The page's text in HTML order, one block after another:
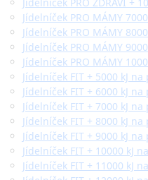
Jídelníček PRO ZDRAVÍ +
Jídelníček PRO MÁMY
Jídelníček PRO MÁMY
Jídelníček PRO MÁMY
Jídelníček PRO MÁMY
Jídelníček FIT + 5000 kJ
Jídelníček FIT + 6000 kJ
Jídelníček FIT + 7000 kJ
Jídelníček FIT + 8000 kJ
Jídelníček FIT + 9000 kJ
Jídelníček FIT + 10000 kJ
Jídelníček FIT + 11000 kJ